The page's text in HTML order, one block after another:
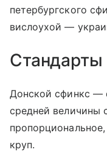
петербургского
вислоухой —
Донской сфинкс —
средней величины
круп.